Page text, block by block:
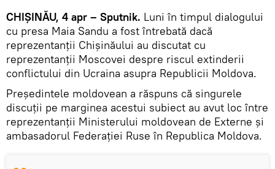
CHIȘINĂU, 4 apr – Sputnik. Luni în timpul dialogului
cu presa Maia Sandu a fost întrebată dacă
reprezentanții Chișinăului au discutat cu
reprezentanții Moscovei despre riscul extinderii
conflictului din Ucraina asupra Republicii Moldova.
Președintele moldovean a răspuns că singurele
discuții pe marginea acestui subiect au avut loc între
reprezentanții Ministerului moldovean de Externe și
ambasadorul Federației Ruse în Republica Moldova.